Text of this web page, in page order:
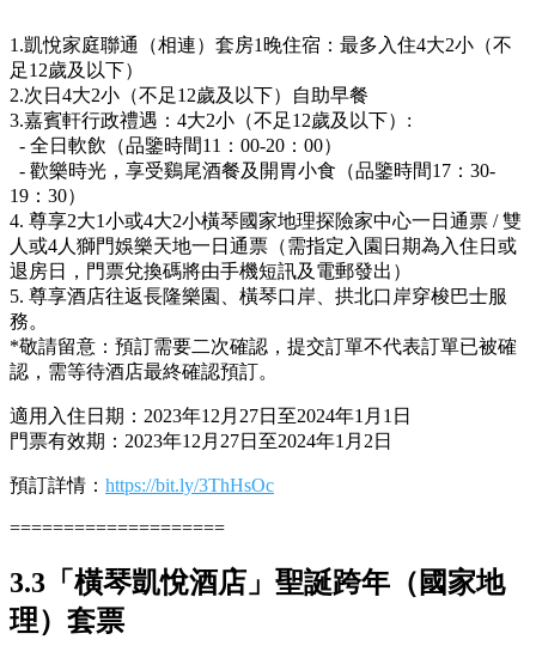
1.凱悅家庭聯通（相連）套房1晚住宿：最多入住4大2小（不
足12歲及以下）
2.次日4大2小（不足12歲及以下）自助早餐
3.嘉賓軒行政禮遇：4大2小（不足12歲及以下）:
- 全日軟飲（品鑒時間11：00-20：00）
- 歡樂時光，享受鷄尾酒餐及開胃小食（品鑒時間17：30-
19：30）
4. 尊享2大1小或4大2小橫琴國家地理探險家中心一日通票 / 雙
人或4人獅門娛樂天地一日通票（需指定入園日期為入住日或
退房日，門票兌換碼將由手機短訊及電郵發出）
5. 尊享酒店往返長隆樂園、橫琴口岸、拱北口岸穿梭巴士服
務。
*敬請留意：預訂需要二次確認，提交訂單不代表訂單已被確
認，需等待酒店最終確認預訂。
適用入住日期：2023年12月27日至2024年1月1日
門票有效期：2023年12月27日至2024年1月2日
預訂詳情： https://bit.ly/3ThHsOc
====================
3.3「橫琴凱悅酒店」聖誕跨年（國家地
理）套票